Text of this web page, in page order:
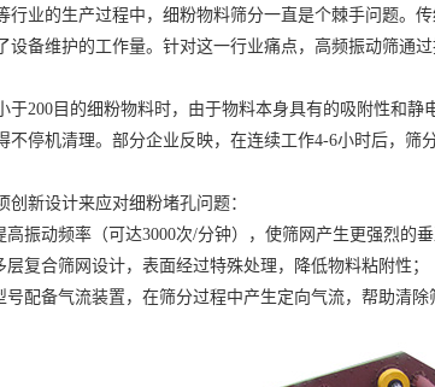
的生产过程中，细粉物料筛分一直是个棘手问题。传
设备维护的工作量。针对这一行业痛点，高频振动筛通
目的细粉物料时，由于物料本身具有的吸附性和静
停机清理。部分企业反映，在连续工作4-6小时后，筛
新设计来应对细粉堵孔问题：
高振动频率（可达3000次/分钟），使筛网产生更强烈的
层复合筛网设计，表面经过特殊处理，降低物料粘附性；
号配备气流装置，在筛分过程中产生定向气流，帮助清除